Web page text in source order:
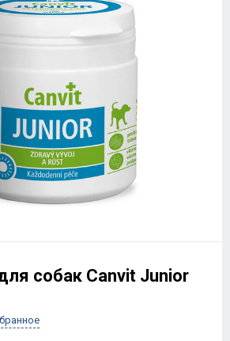
собак Canvit Junior